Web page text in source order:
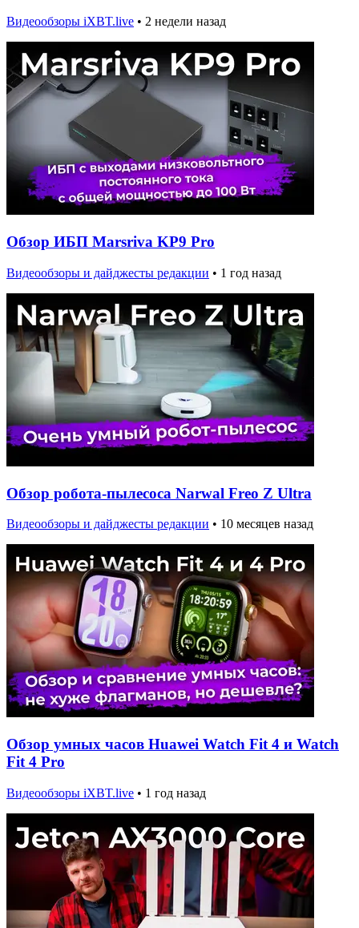
Видеообзоры iXBT.live • 2 недели назад
Обзор ИБП Marsriva KP9 Pro
Видеообзоры и дайджесты редакции • 1 год назад
Обзор робота-пылесоса Narwal Freo Z Ultra
Видеообзоры и дайджесты редакции • 10 месяцев назад
Обзор умных часов Huawei Watch Fit 4 и Watch
Fit 4 Pro
Видеообзоры iXBT.live • 1 год назад